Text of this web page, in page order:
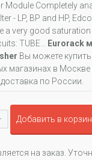
Completely
- LP, BP and HP,
a very good saturation
TUBE...
Eurorack
Вы можете
магазинах в Москве
по России.
Добавить в
на заказ.